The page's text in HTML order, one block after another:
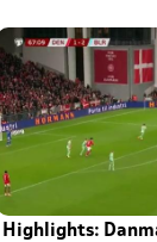
Highlights: